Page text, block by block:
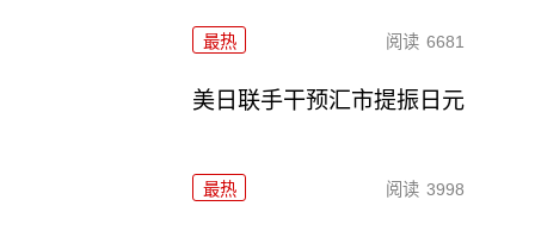
最热 阅读 6681
美日联手干预汇市提振日元
最热 阅读 3998